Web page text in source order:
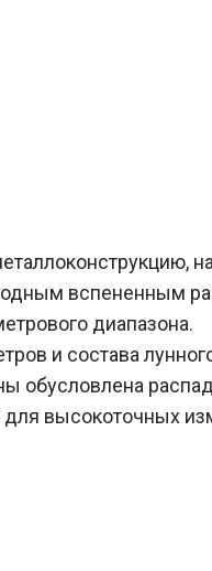
вспененным
диапазона.
и состава
обусловлена
высокоточных